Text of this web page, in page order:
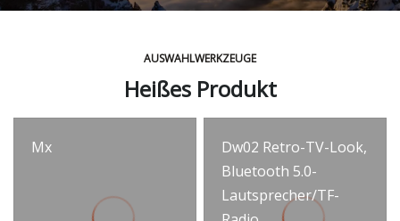
AUSWAHLWERKZEUGE
Heißes Produkt
Mx
Dw02 Retro-TV-Look,
Bluetooth 5.0-
Lautsprecher/TF-